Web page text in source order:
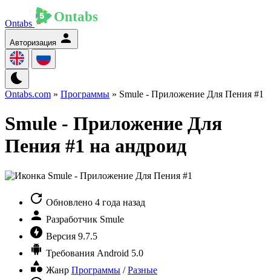
Ontabs
Авторизация
Ontabs.com » Программы » Smule - Приложение Для Пения #1
Smule - Приложение Для
Пения #1 на андроид
Обновлено 4 года назад
Разработчик Smule
Версия 9.7.5
Требования Android 5.0
Жанр Программы /Разные